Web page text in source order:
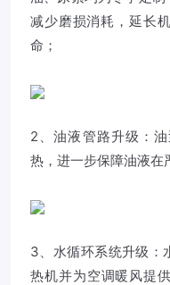
减少磨损消耗，延长
命；
2、油液管路升级：
热，进一步保障油液在
3、水循环系统升级：
热机并为空调暖风提